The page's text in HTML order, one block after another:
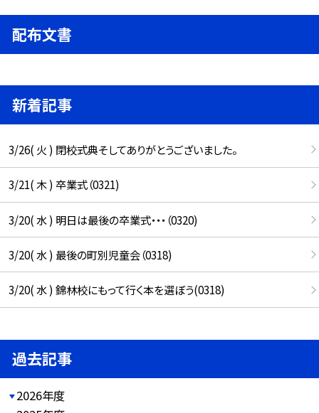
配布文書
新着記事
3/26( 火 ) 閉校式典そしてありがとうございました。
3/21( 木 ) 卒業式（0321)
3/20( 水 ) 明日は最後の卒業式・・・（0320)
3/20( 水 ) 最後の町別児童会（0318)
3/20( 水 ) 錦林校にもって行く本を選ぼう(0318)
過去記事
2026年度